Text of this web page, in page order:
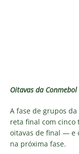
Oitavas da
A fase de grupos
reta final com cinco
oitavas de final — e
na próxima fase.